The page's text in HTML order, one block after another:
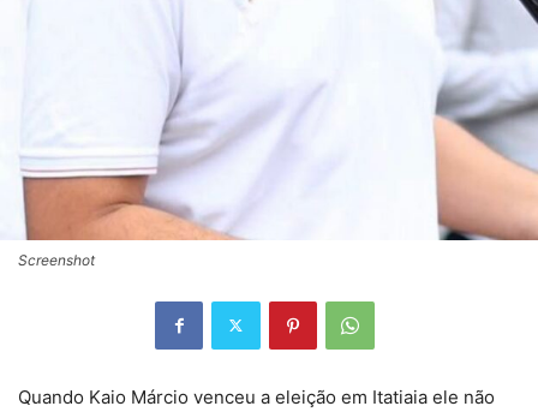
Screenshot
Quando Kaio Márcio venceu a eleição em Itatiaia ele não